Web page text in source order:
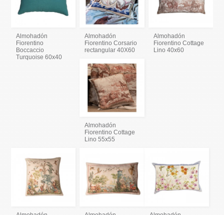
Almohadón
Fiorentino
Boccaccio
Turquoise 60x40
Almohadón
Fiorentino Corsario
rectangular 40X60
Almohadón
Fiorentino Cottage
Lino 40x60
Almohadón
Fiorentino Cottage
Lino 55x55